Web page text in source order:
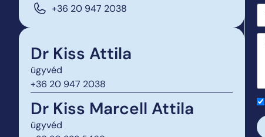
+36 20 947 2038
Dr Kiss Attila
ügyvéd
+36 20 947 2038
Dr Kiss Marcell Attila
ügyvéd